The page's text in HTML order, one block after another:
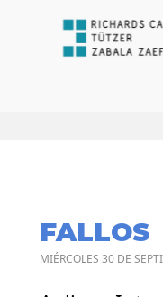
FALLOS
MIÉRCOLES 30 DE